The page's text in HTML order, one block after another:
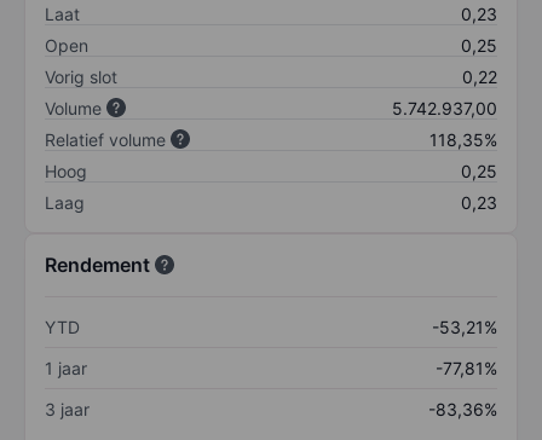
Laat
0,23
Open
0,25
Vorig slot
0,22
Volume
5.742.937,00
Relatief volume
118,35%
Hoog
0,25
Laag
0,23
Rendement
YTD
-53,21%
1 jaar
-77,81%
3 jaar
-83,36%